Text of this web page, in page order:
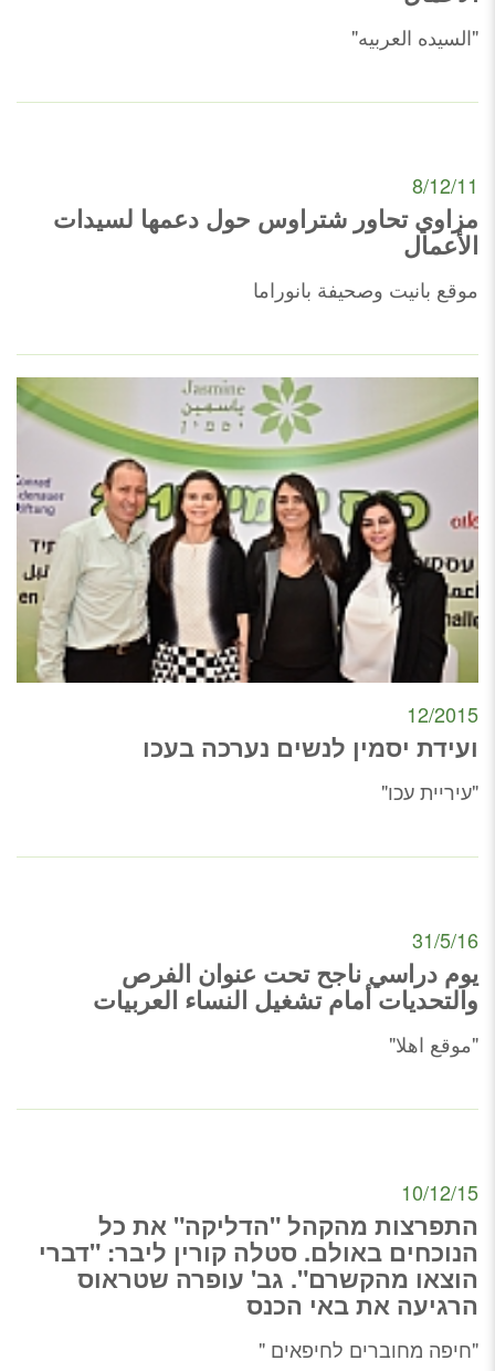
"السيده العربيه"
8/12/11
مزاوي تحاور شتراوس حول دعمها لسيدات
الأعمال
موقع بانيت وصحيفة بانوراما
12/2015
ועידת יסמין לנשים נערכה בעכו
"עיריית עכו"
31/5/16
يوم دراسي ناجح تحت عنوان الفرص
والتحديات أمام تشغيل النساء العربيات
"موقع اهلا"
10/12/15
התפרצות מהקהל "הדליקה" את כל
הנוכחים באולם. סטלה קורין ליבר: "דברי
הוצאו מהקשרם". גב' עופרה שטראוס
הרגיעה את באי הכנס
"חיפה מחוברים לחיפאים "